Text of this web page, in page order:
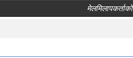
मेलमिलापकर्ताको